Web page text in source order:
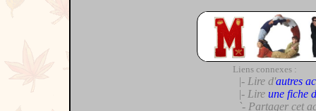
Liens connexes :
|- Lire d'autres
|- Lire une fiche
`- Partager cet